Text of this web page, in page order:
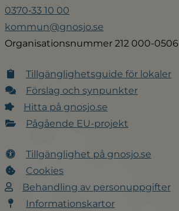
0370‑33 10 00
kommun@gnosjo.se
Organisationsnummer 212 000-0506
Tillgänglighetsguide för lokaler
Förslag och synpunkter
Hitta på gnosjo.se
Pågående EU-projekt
Tillgänglighet på gnosjo.se
Cookies
Behandling av personuppgifter
Informationskartor